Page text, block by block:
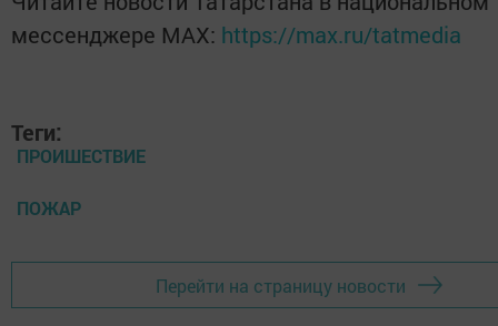
мессенджере MАХ: https://max.ru/tatmedia
Теги:
ПРОИШЕСТВИЕ
ПОЖАР
Перейти на страницу новости